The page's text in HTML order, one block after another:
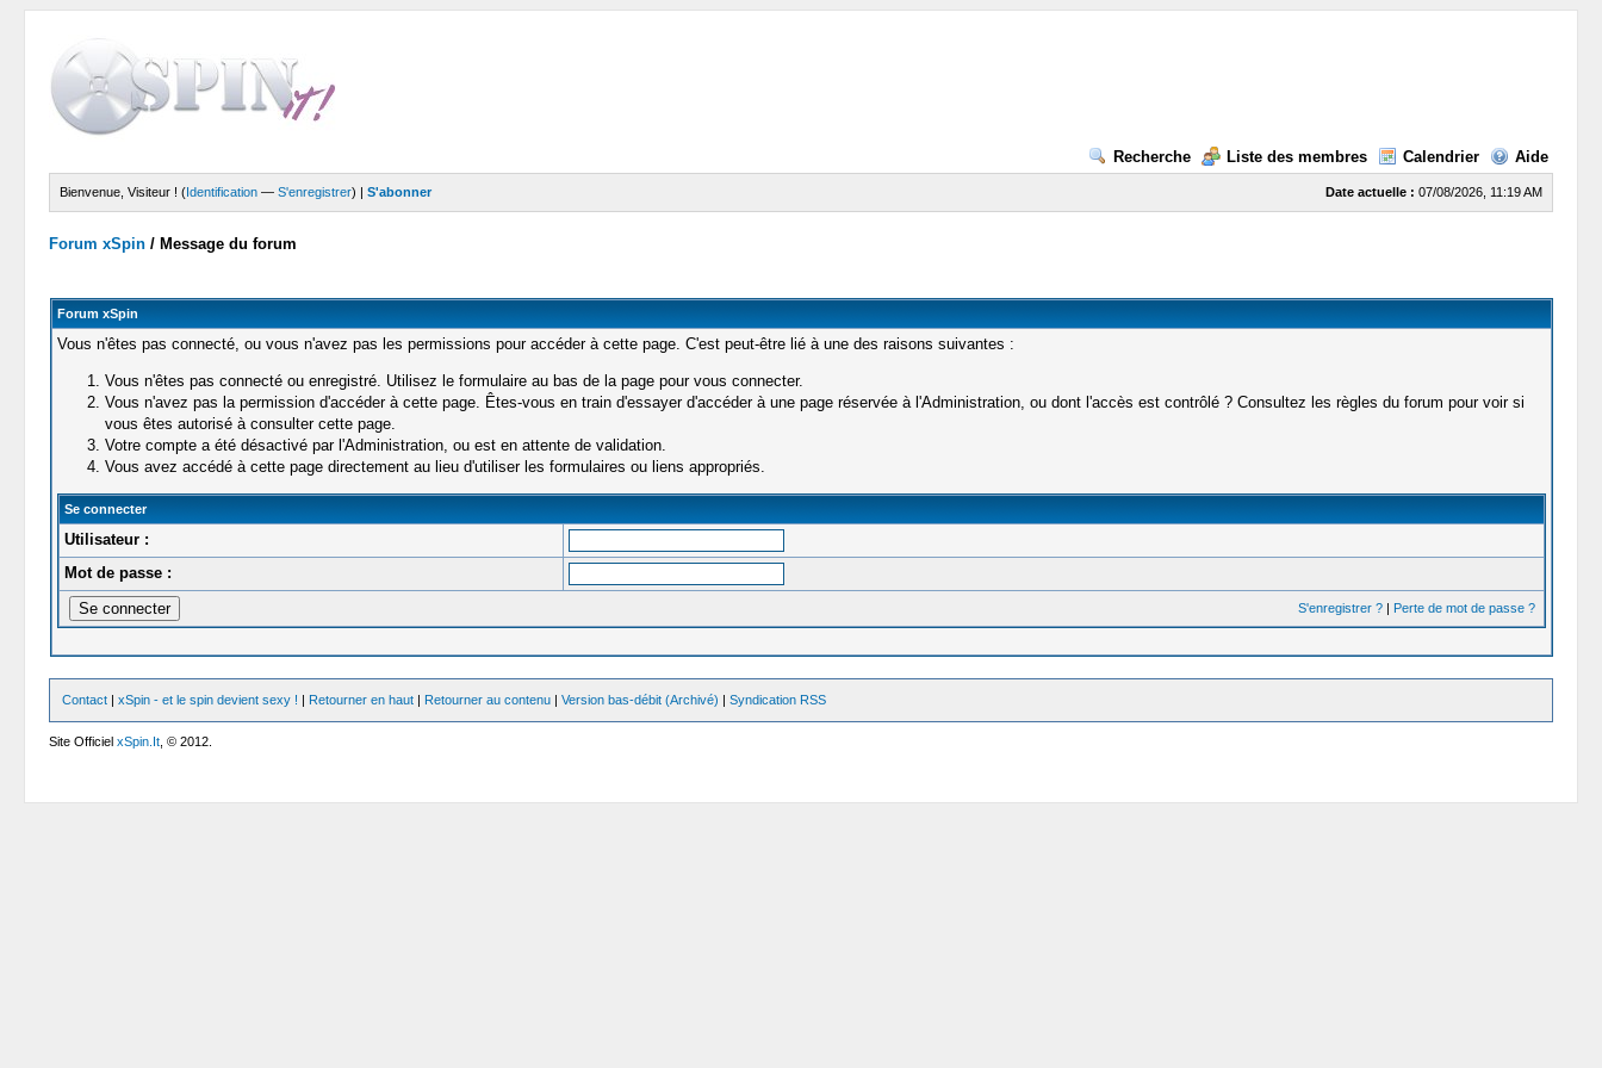
Recherche Liste des membres Calendrier Aide
Date actuelle : 07/08/2026, 11:19 AM
Bienvenue, Visiteur ! (Identification —S'enregistrer) |S'abonner
Forum xSpin / Message du forum
Forum xSpin
Vous n'êtes pas connecté, ou vous n'avez pas les permissions pour accéder à cette page. C'est peut-être lié à une des raisons suivantes :
Vous n'êtes pas connecté ou enregistré. Utilisez le formulaire au bas de la page pour vous connecter.
Vous n'avez pas la permission d'accéder à cette page. Êtes-vous en train d'essayer d'accéder à une page réservée à l'Administration, ou dont l'accès est contrôlé ? Consultez les règles du forum pour voir si
vous êtes autorisé à consulter cette page.
Votre compte a été désactivé par l'Administration, ou est en attente de validation.
Vous avez accédé à cette page directement au lieu d'utiliser les formulaires ou liens appropriés.
Se connecter
Utilisateur :
Mot de passe :
S'enregistrer ?| Perte de mot de passe ?
Contact |xSpin - et le spin devient sexy ! | Retourner en haut | Retourner au contenu |Version bas-débit (Archivé) |Syndication RSS
Site OfficielxSpin.It , © 2012.